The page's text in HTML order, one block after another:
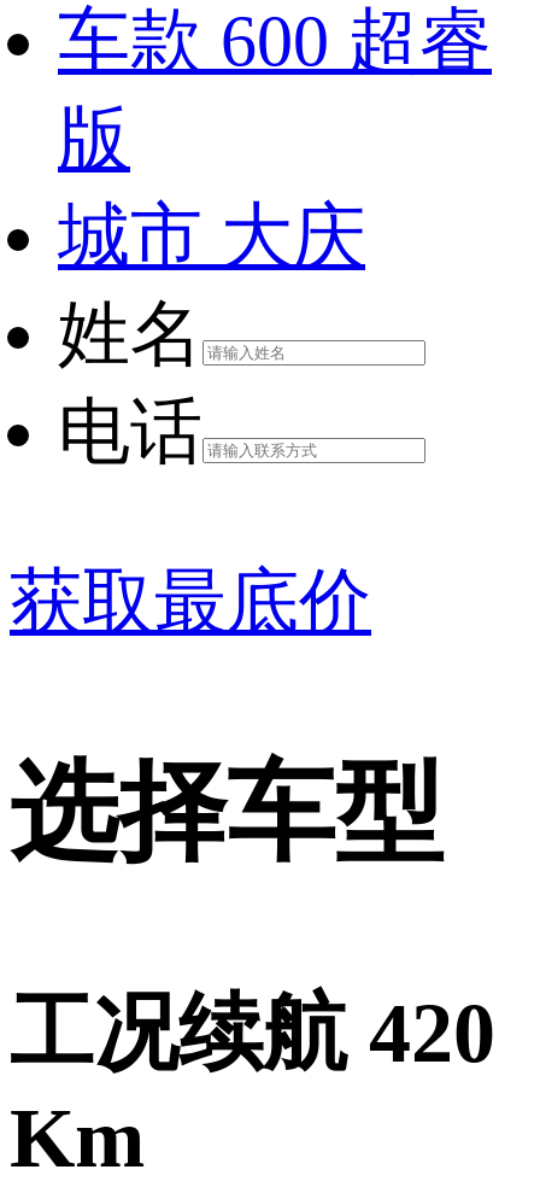
车款 600 超睿
版
城市 大庆
姓名
电话
获取最底价
选择车型
工况续航 420
Km